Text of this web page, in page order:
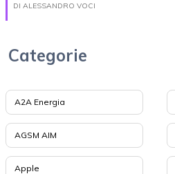
DI ALESSANDRO VOCI
Categorie
A2A Energia
AGSM AIM
Apple